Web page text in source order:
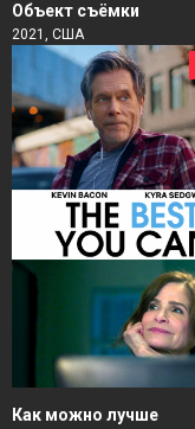
Объект съёмки
2021, США
Как можно лучше